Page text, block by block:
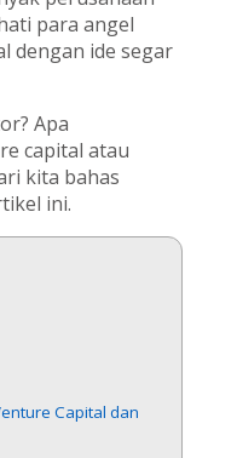
para angel
dengan ide segar
Apa
capital atau
kita bahas
ini.
Capital dan